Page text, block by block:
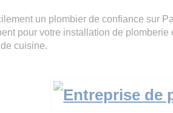
un plombier de confiance sur
pour votre installation de
cuisine.